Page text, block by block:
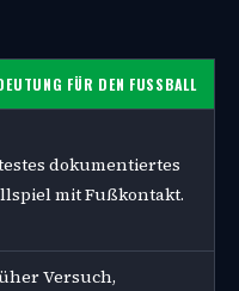
FÜR DEN FUSSBALL
dokumentiertes
mit Fußkontakt.
Versuch,